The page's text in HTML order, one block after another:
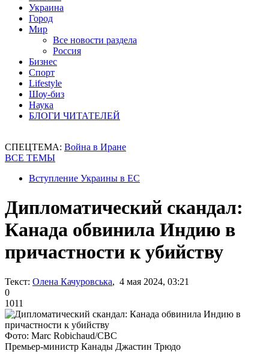
Украина
Город
Мир
Все новости раздела
Россия
Бизнес
Спорт
Lifestyle
Шоу-биз
Наука
БЛОГИ ЧИТАТЕЛЕЙ
СПЕЦТЕМА: Война в Иране
ВСЕ ТЕМЫ
Вступление Украины в ЕС
Дипломатический скандал:
Канада обвинила Индию в
причастности к убийству
Текст: Олена Качуровська, 4 мая 2024, 03:21
0
1011
Фото: Marc Robichaud/CBC
Премьер-министр Канады Джастин Трюдо